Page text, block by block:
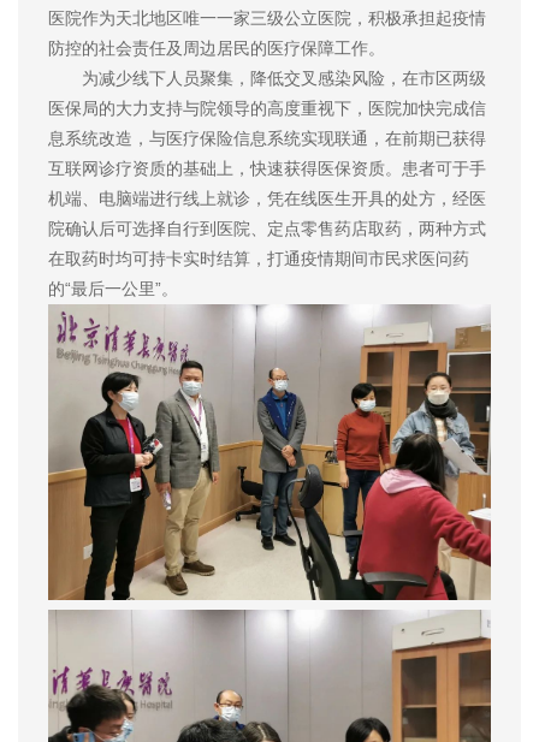
医院作为天北地区唯一一家三级公立医院，积极承担起疫情
防控的社会责任及周边居民的医疗保障工作。
为减少线下人员聚集，降低交叉感染风险，在市区两级
医保局的大力支持与院领导的高度重视下，医院加快完成信
息系统改造，与医疗保险信息系统实现联通，在前期已获得
互联网诊疗资质的基础上，快速获得医保资质。患者可于手
机端、电脑端进行线上就诊，凭在线医生开具的处方，经医
院确认后可选择自行到医院、定点零售药店取药，两种方式
在取药时均可持卡实时结算，打通疫情期间市民求医问药
的“最后一公里”。